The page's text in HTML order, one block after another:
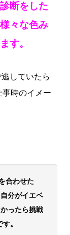
断をした
々な色み
す。
していたら
時のイメー
合わせた
分がイエベ
ったら挑戦
。